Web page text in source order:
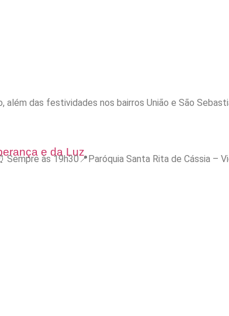
das festividades nos bairros União e São
e da Luz
às 19h30📍Paróquia Santa Rita de Cássia –